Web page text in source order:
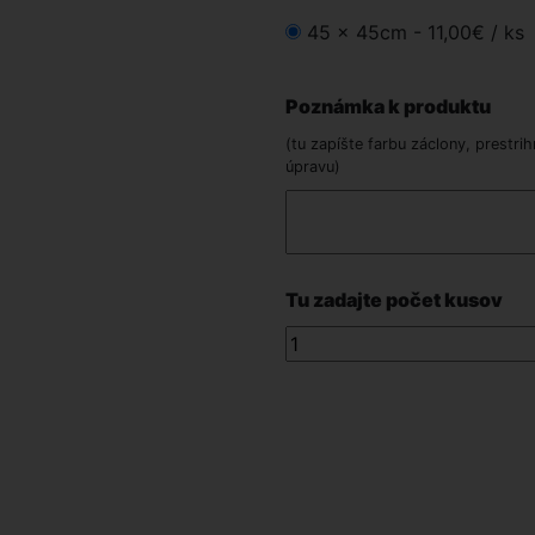
45 x 45cm - 11,00€ / ks
Poznámka k produktu
(tu zapíšte farbu záclony,
úpravu)
Tu zadajte počet kusov